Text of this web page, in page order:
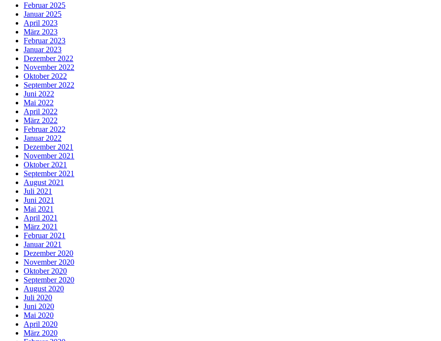
Februar 2025
Januar 2025
April 2023
März 2023
Februar 2023
Januar 2023
Dezember 2022
November 2022
Oktober 2022
September 2022
Juni 2022
Mai 2022
April 2022
März 2022
Februar 2022
Januar 2022
Dezember 2021
November 2021
Oktober 2021
September 2021
August 2021
Juli 2021
Juni 2021
Mai 2021
April 2021
März 2021
Februar 2021
Januar 2021
Dezember 2020
November 2020
Oktober 2020
September 2020
August 2020
Juli 2020
Juni 2020
Mai 2020
April 2020
März 2020